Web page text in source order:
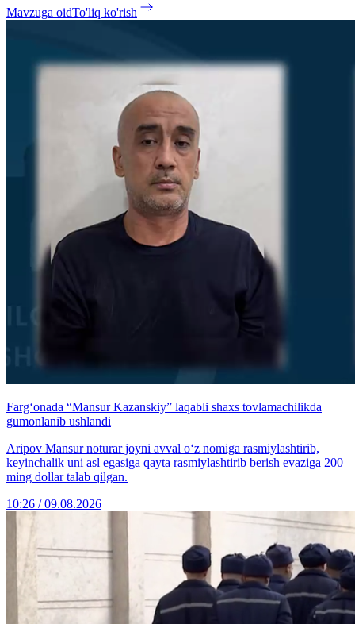
Mavzuga oidTo'liq ko'rish
Farg‘onada “Mansur Kazanskiy” laqabli shaxs tovlamachilikda
gumonlanib ushlandi
Aripov Mansur noturar joyni avval o‘z nomiga rasmiylashtirib,
keyinchalik uni asl egasiga qayta rasmiylashtirib berish evaziga 200
ming dollar talab qilgan.
10:26 / 09.08.2026